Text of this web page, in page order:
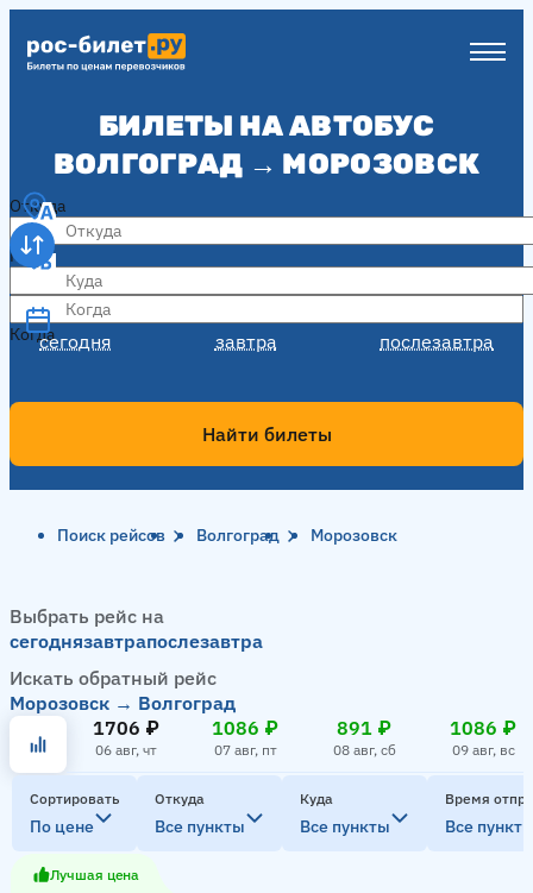
БИЛЕТЫ НА АВТОБУС
ВОЛГОГРАД → МОРОЗОВСК
Откуда
Куда
Когда
сегодня завтра послезавтра
Когда
Найти билеты
Поиск рейсов Волгоград Морозовск
Выбрать рейс на
сегоднязавтрапослезавтра
Искать обратный рейс
Морозовск → Волгоград
1706 ₽
06 авг, чт
1086 ₽
07 авг, пт
891 ₽
08 авг, сб
1086 ₽
09 авг, вс
Сортировать
По цене
Откуда
Все пункты
Куда
Все пункты
Время
Все
Лучшая цена